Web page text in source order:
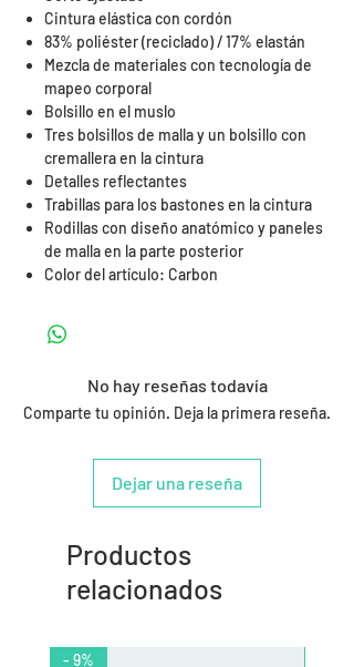
Cintura elástica con cordón
83% poliéster (reciclado) / 17% elastán
Mezcla de materiales con tecnología de
mapeo corporal
Bolsillo en el muslo
Tres bolsillos de malla y un bolsillo con
cremallera en la cintura
Detalles reflectantes
Trabillas para los bastones en la cintura
Rodillas con diseño anatómico y paneles
de malla en la parte posterior
Color del artículo: Carbon
No hay reseñas todavía
Comparte tu opinión. Deja la primera reseña.
Dejar una reseña
Productos
relacionados
- 9%